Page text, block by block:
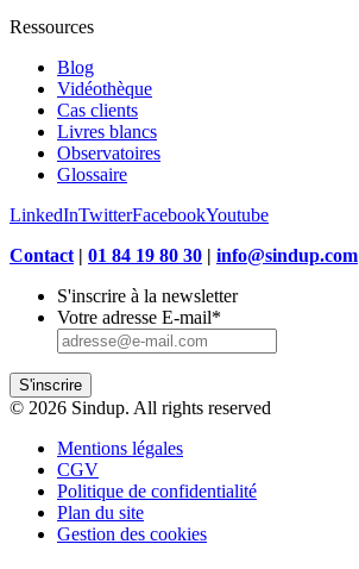
Ressources
Blog
Vidéothèque
Cas clients
Livres blancs
Observatoires
Glossaire
LinkedInTwitterFacebookYoutube
Contact | 01 84 19 80 30 | info@sindup.com
S'inscrire à la newsletter
Votre adresse E-mail*
S'inscrire
© 2026 Sindup. All rights reserved
Mentions légales
CGV
Politique de confidentialité
Plan du site
Gestion des cookies